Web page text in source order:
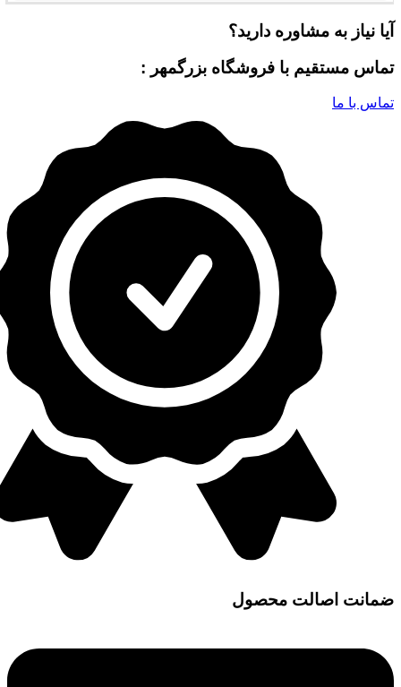
آیا نیاز به مشاوره دارید؟
تماس مستقیم با فروشگاه بزرگمهر :
تماس با ما
ضمانت اصالت محصول